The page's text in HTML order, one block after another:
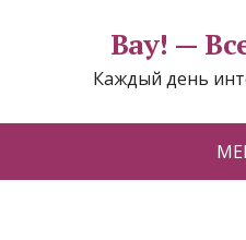
Вау! —
Каждый день